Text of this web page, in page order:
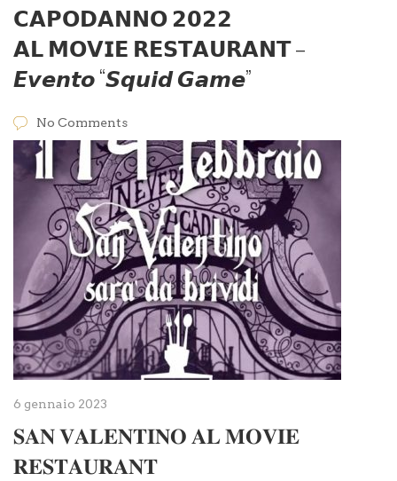
𝗖𝗔𝗣𝗢𝗗𝗔𝗡𝗡𝗢 𝟮𝟬𝟮𝟮
𝗔𝗟 𝗠𝗢𝗩𝗜𝗘 𝗥𝗘𝗦𝗧𝗔𝗨𝗥𝗔𝗡𝗧 –
𝙀𝙫𝙚𝙣𝙩𝙤 “𝙎𝙦𝙪𝙞𝙙 𝙂𝙖𝙢𝙚”
No Comments
6 gennaio 2023
𝐒𝐀𝐍 𝐕𝐀𝐋𝐄𝐍𝐓𝐈𝐍𝐎 𝐀𝐋 𝐌𝐎𝐕𝐈𝐄
𝐑𝐄𝐒𝐓𝐀𝐔𝐑𝐀𝐍𝐓